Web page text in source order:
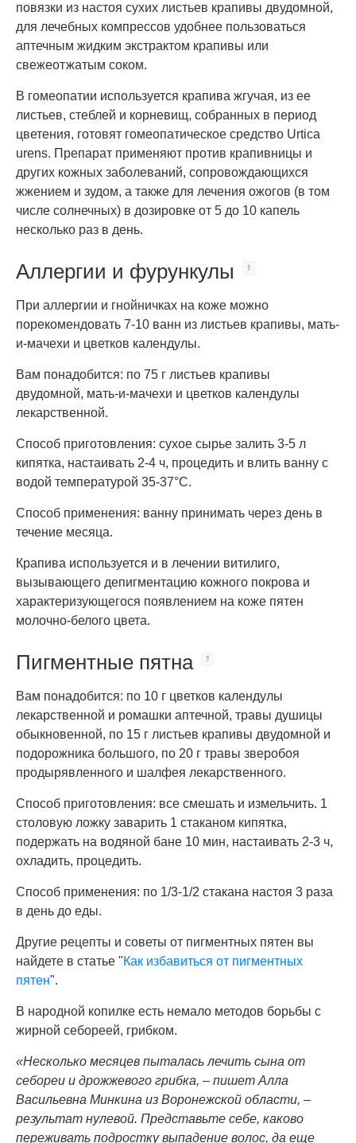
повязки из настоя сухих листьев крапивы двудомной,
для лечебных компрессов удобнее пользоваться
аптечным жидким экстрактом крапивы или
свежеотжатым соком.
В гомеопатии используется крапива жгучая, из ее
листьев, стеблей и корневищ, собранных в период
цветения, готовят гомеопатическое средство Urtica
urens. Препарат применяют против крапивницы и
других кожных заболеваний, сопровождающихся
жжением и зудом, а также для лечения ожогов (в том
числе солнечных) в дозировке от 5 до 10 капель
несколько раз в день.
Аллергии и фурункулы
При аллергии и гнойничках на коже можно
порекомендовать 7-10 ванн из листьев крапивы, мать-
и-мачехи и цветков календулы.
Вам понадобится: по 75 г листьев крапивы
двудомной, мать-и-мачехи и цветков календулы
лекарственной.
Способ приготовления: сухое сырье залить 3-5 л
кипятка, настаивать 2-4 ч, процедить и влить ванну с
водой температурой 35-37°C.
Способ применения: ванну принимать через день в
течение месяца.
Крапива используется и в лечении витилиго,
вызывающего депигментацию кожного покрова и
характеризующегося появлением на коже пятен
молочно-белого цвета.
Пигментные пятна
Вам понадобится: по 10 г цветков календулы
лекарственной и ромашки аптечной, травы душицы
обыкновенной, по 15 г листьев крапивы двудомной и
подорожника большого, по 20 г травы зверобоя
продырявленного и шалфея лекарственного.
Способ приготовления: все смешать и измельчить. 1
столовую ложку заварить 1 стаканом кипятка,
подержать на водяной бане 10 мин, настаивать 2-3 ч,
охладить, процедить.
Способ применения: по 1/3-1/2 стакана настоя 3 раза
в день до еды.
Другие рецепты и советы от пигментных пятен вы
найдете в статье "Как избавиться от пигментных
пятен".
В народной копилке есть немало методов борьбы с
жирной себореей, грибком.
«Несколько месяцев пыталась лечить сына от
себореи и дрожжевого грибка, – пишет Алла
Васильевна Минкина из Воронежской области, –
результат нулевой. Представьте себе, каково
переживать подростку выпадение волос, да еще